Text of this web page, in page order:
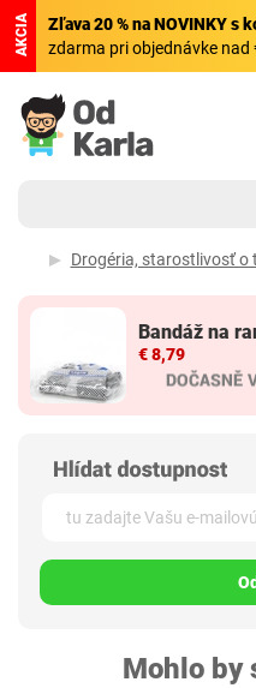
AKCIA Zľava 20 % na NOVINKY s
zdarma pri objednávke nad
Drogéria, starostlivosť o
Bandáž na
€ 8,79
Mohlo by